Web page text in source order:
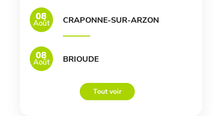
08
Août CRAPONNE-SUR-ARZON
08
Août BRIOUDE
Tout voir